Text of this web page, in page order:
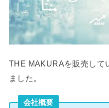
THE MAKURAを販売して
ました。
会社概要